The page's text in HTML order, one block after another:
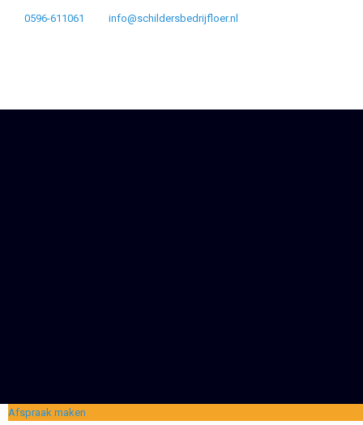
0596-611061 info@schildersbedrijfloer.nl
Afspraak maken